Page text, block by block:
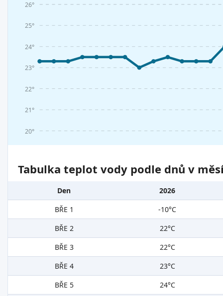
20°
21°
22°
23°
24°
25°
26°
Tabulka teplot vody podle dnů v
Den
2026
BŘE 1
-10°C
BŘE 2
22°C
BŘE 3
22°C
BŘE 4
23°C
BŘE 5
24°C